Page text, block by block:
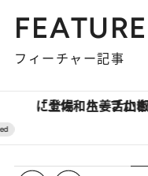
FEATURE
フィーチャー記事
「土佐和ハーブかき氷